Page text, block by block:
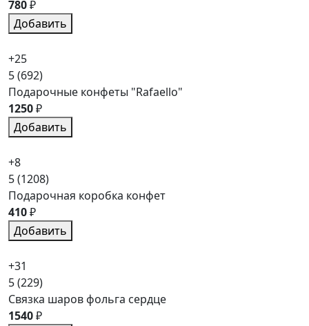
780₽
Добавить
+25
5(692)
Подарочные конфеты "Rafaello"
1250₽
Добавить
+8
5(1208)
Подарочная коробка конфет
410₽
Добавить
+31
5(229)
Связка шаров фольга сердце
1540₽